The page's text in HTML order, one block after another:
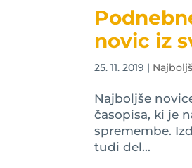
novic iz
25. 11. 2019 |
Najboljše
časopisa, ki je
spremembe.
tudi del...